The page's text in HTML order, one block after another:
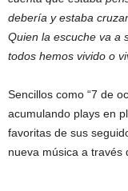
debería y estaba
Quien la escuche va a
todos hemos vivido o
Sencillos como “7 de
acumulando plays en
favoritas de sus
nueva música a través